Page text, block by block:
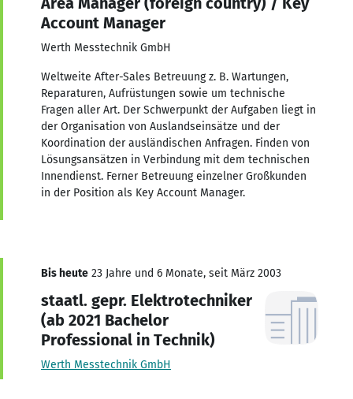
Account Manager
Werth Messtechnik GmbH
Weltweite After-Sales Betreuung z. B. Wartungen,
Reparaturen, Aufrüstungen sowie um technische
Fragen aller Art. Der Schwerpunkt der Aufgaben liegt in
der Organisation von Auslandseinsätze und der
Koordination der ausländischen Anfragen. Finden von
Lösungsansätzen in Verbindung mit dem technischen
Innendienst. Ferner Betreuung einzelner Großkunden
in der Position als Key Account Manager.
Bis heute 23 Jahre und 6 Monate, seit März 2003
staatl. gepr. Elektrotechniker
(ab 2021 Bachelor
Professional in Technik)
Werth Messtechnik GmbH